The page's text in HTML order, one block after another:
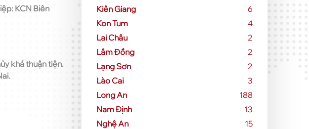
KCN Biên
khá thuận tiện.
Kiên Giang
6
Kon Tum
4
Lai Châu
2
Lâm Đồng
2
Lạng Sơn
2
Lào Cai
3
Long An
188
Nam Định
13
Nghệ An
15